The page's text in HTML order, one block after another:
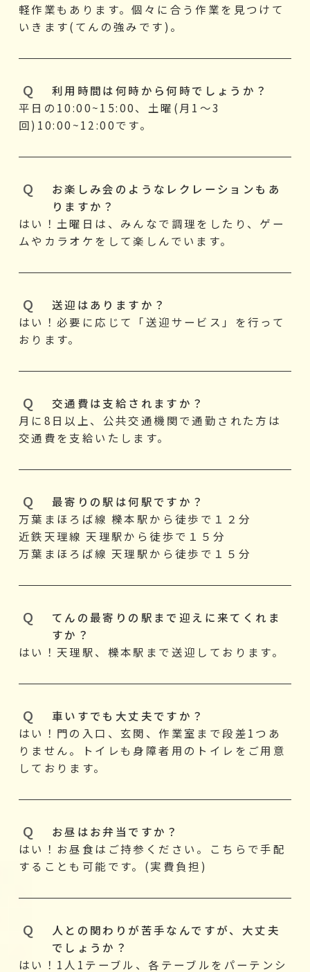
軽作業もあります。個々に合う作業を見つけて
いきます(てんの強みです)。
利用時間は何時から何時でしょうか？
平日の10:00~15:00、土曜(月1～3
回)10:00~12:00です。
お楽しみ会のようなレクレーションもあ
りますか？
はい！土曜日は、みんなで調理をしたり、ゲー
ムやカラオケをして楽しんでいます。
送迎はありますか？
はい！必要に応じて「送迎サービス」を行って
おります。
交通費は支給されますか？
月に8日以上、公共交通機関で通勤された方は
交通費を支給いたします。
最寄りの駅は何駅ですか？
万葉まほろば線 櫟本駅から徒歩で１２分
近鉄天理線 天理駅から徒歩で１５分
万葉まほろば線 天理駅から徒歩で１５分
てんの最寄りの駅まで迎えに来てくれま
すか？
はい！天理駅、櫟本駅まで送迎しております。
車いすでも大丈夫ですか？
はい！門の入口、玄関、作業室まで段差1つあ
りません。トイレも身障者用のトイレをご用意
しております。
お昼はお弁当ですか？
はい！お昼食はご持参ください。こちらで手配
することも可能です。(実費負担)
人との関わりが苦手なんですが、大丈夫
でしょうか？
はい！1人1テーブル、各テーブルをパーテンシ